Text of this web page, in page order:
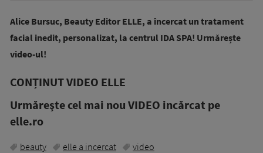
Alice Bursuc, Beauty Editor ELLE, a încercat un tratament
facial inedit, personalizat, la centrul IDA SPA! Urmărește
video-ul!
CONȚINUT VIDEO ELLE
Urmăreşte cel mai nou VIDEO incărcat pe
elle.ro
beauty elle a incercat video